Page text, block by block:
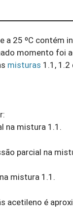
a 25 ºC contém
momento foi
misturas 1.1, 1.2
na mistura 1.1.
parcial na
mistura 1.1.
acetileno é